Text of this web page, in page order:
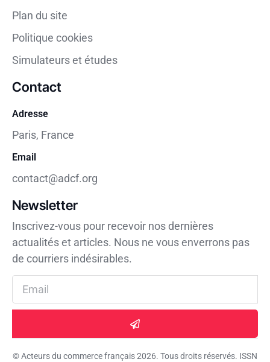
Plan du site
Politique cookies
Simulateurs et études
Contact
Adresse
Paris, France
Email
contact@adcf.org
Newsletter
Inscrivez-vous pour recevoir nos dernières
actualités et articles. Nous ne vous enverrons pas
de courriers indésirables.
© Acteurs du commerce français 2026. Tous droits réservés. ISSN